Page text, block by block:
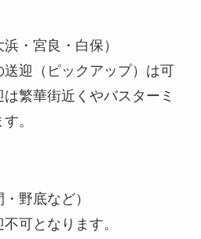
・宮良・白保）
迎（ピックアップ）は可
繁華街近くやバスターミ
。
野底など）
可となります。